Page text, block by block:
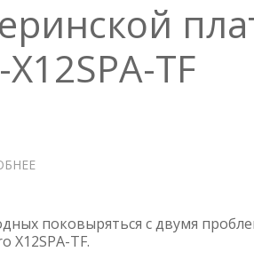
TF
МАТЕРИНСКОЙ
ПЛАТОЙ
поковыряться с двумя
X12SPA-TF.